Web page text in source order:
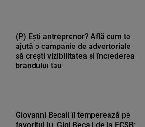
(P) Ești antreprenor? Află cum te
ajută o campanie de advertoriale
să crești vizibilitatea și încrederea
brandului tău
Giovanni Becali îl temperează pe
favoritul lui Gigi Becali de la FCSB: